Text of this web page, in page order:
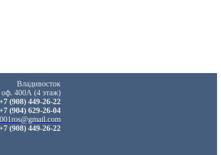
Владивосток
400А (4 этаж)
(908) 449-26-22
(904) 629-26-04
(908) 449-26-22